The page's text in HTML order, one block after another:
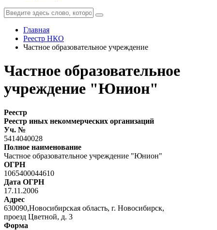
Главная
Реестр НКО
Частное образовательное учреждение
Частное образовательное
учреждение "Юнион"
Реестр
Реестр иных некоммерческих организаций
Уч. №
5414040028
Полное наименование
Частное образовательное учреждение "Юнион"
ОГРН
1065400044610
Дата ОГРН
17.11.2006
Адрес
630090,Новосибирская область, г. Новосибирск,
проезд Цветной, д. 3
Форма